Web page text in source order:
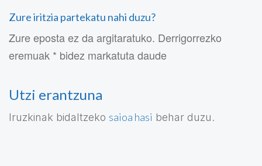
Zure iritzia partekatu nahi duzu?
Zure eposta ez da argitaratuko. Derrigorrezko
eremuak * bidez markatuta daude
Utzi erantzuna
Iruzkinak bidaltzeko saioa hasi behar duzu.